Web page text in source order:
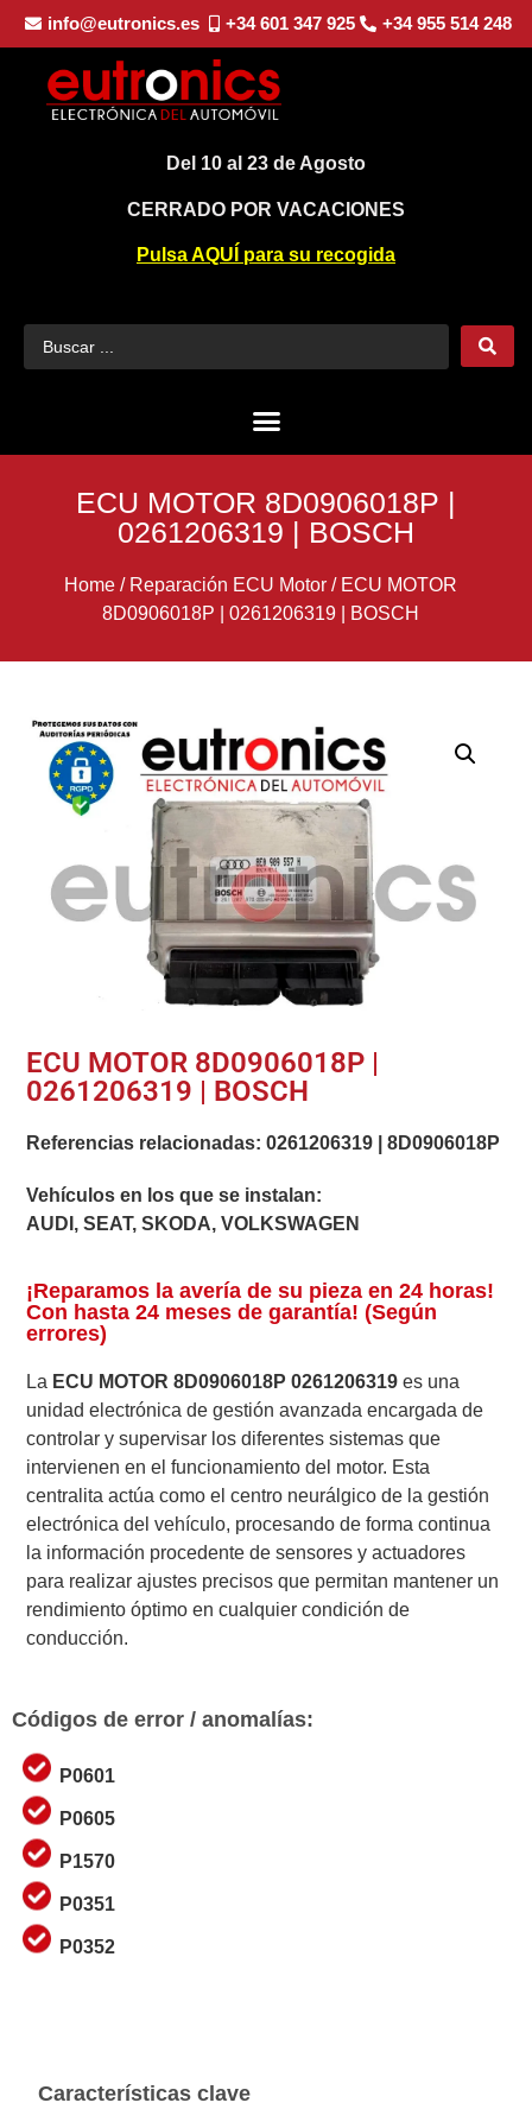
info@eutronics.es +34 601 347 925 +34 955 514 248
Del 10 al 23 de Agosto
CERRADO POR VACACIONES
Pulsa AQUÍ para su recogida
ECU MOTOR 8D0906018P |
0261206319 | BOSCH
Home / Reparación ECU Motor / ECU MOTOR
8D0906018P | 0261206319 | BOSCH
ECU MOTOR 8D0906018P |
0261206319 | BOSCH
Referencias relacionadas:0261206319 |8D0906018P
Vehículos en los que se instalan:
AUDI, SEAT, SKODA, VOLKSWAGEN
¡Reparamos la avería de su pieza en 24 horas!
Con hasta 24 meses de garantía! (Según
errores)
La ECU MOTOR 8D0906018P 0261206319 es una
unidad electrónica de gestión avanzada encargada de
controlar y supervisar los diferentes sistemas que
intervienen en el funcionamiento del motor. Esta
centralita actúa como el centro neurálgico de la gestión
electrónica del vehículo, procesando de forma continua
la información procedente de sensores y actuadores
para realizar ajustes precisos que permitan mantener un
rendimiento óptimo en cualquier condición de
conducción.
Códigos de error / anomalías:
P0601
P0605
P1570
P0351
P0352
Características clave